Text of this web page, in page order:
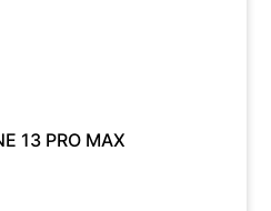
13 PRO MAX